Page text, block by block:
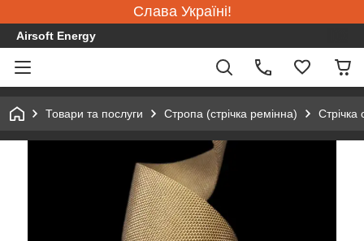
Слава Україні!
Airsoft Energy
Товари та послуги Стропа (стрічка ремінна) Стрічка